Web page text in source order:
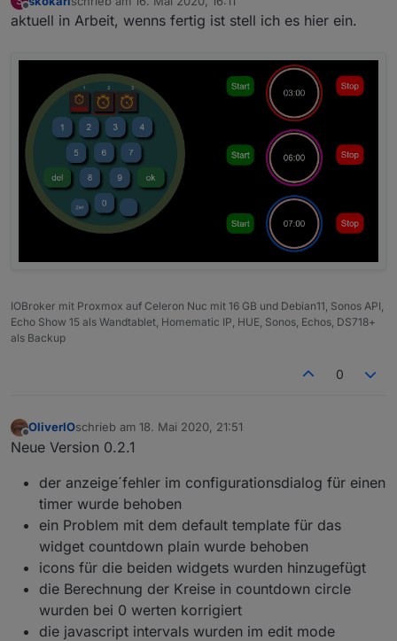
Offline zuletzt editiert von
aktuell in Arbeit, wenns fertig ist stell ich es hier ein.
IOBroker mit Proxmox auf Celeron Nuc mit 16 GB und Debian11, Sonos API,
Echo Show 15 als Wandtablet, Homematic IP, HUE, Sonos, Echos, DS718+
als Backup
0
Offline
OliverIOschrieb am 18. Mai 2020, 21:51
zuletzt editiert von
Neue Version 0.2.1
der anzeige´fehler im configurationsdialog für einen
timer wurde behoben
ein Problem mit dem default template für das
widget countdown plain wurde behoben
icons für die beiden widgets wurden hinzugefügt
die Berechnung der Kreise in countdown circle
wurden bei 0 werten korrigiert
die javascript intervals wurden im edit mode